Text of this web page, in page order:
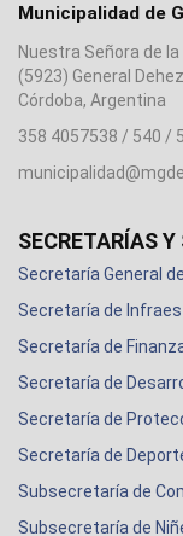
Municipalidad de
Nuestra Señora de la
(5923) General
Córdoba, Argentina
358 4057538 / 540 /
SECRETARÍAS
Secretaría General
Secretaría de
Secretaría de
Secretaría de
Secretaría de
Secretaría de
Subsecretaría de
Subsecretaría de